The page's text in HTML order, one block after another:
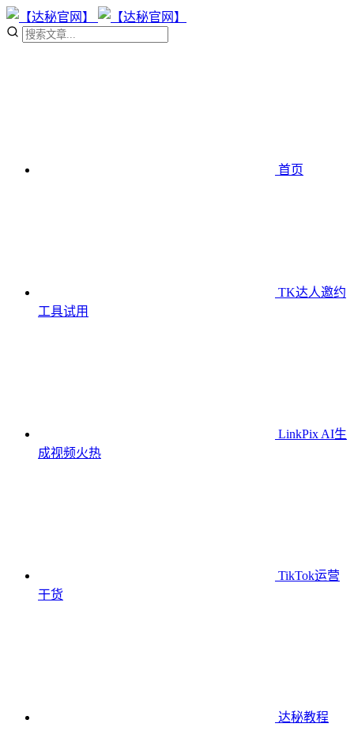
首页
TK达人邀约
工具试用
LinkPix AI生
成视频火热
TikTok运营
干货
达秘教程